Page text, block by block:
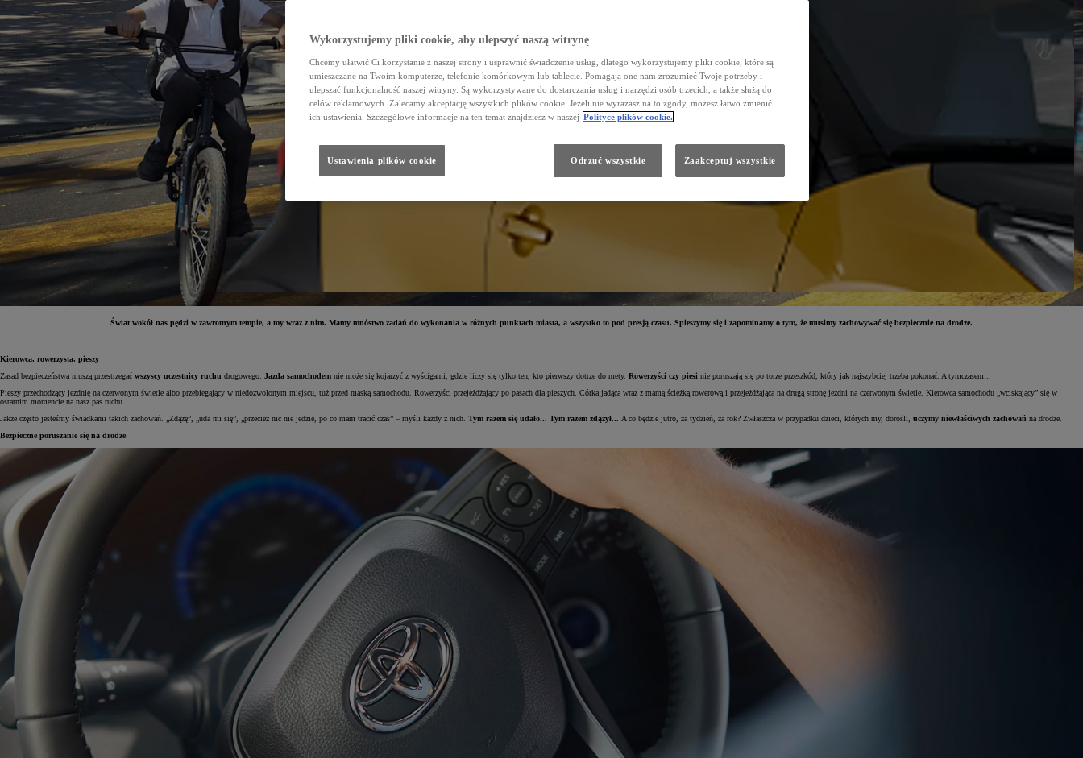
Świat wokół nas pędzi w zawrotnym tempie, a my wraz z nim. Mamy mnóstwo zadań do wykonania w różnych punktach miasta, a wszystko to pod presją czasu. Spieszymy się i zapominamy o tym, że musimy zachowywać się bezpiecznie na drodze.
Kierowca, rowerzysta, pieszy
Zasad bezpieczeństwa muszą przestrzegać wszyscy uczestnicy ruchu drogowego. Jazda samochodem nie może się kojarzyć z wyścigami, gdzie liczy się tylko ten, kto pierwszy dotrze do mety. Rowerzyści czy piesi nie poruszają się po torze przeszkód, który jak najszybciej trzeba pokonać. A tymczasem...
Pieszy przechodzący jezdnię na czerwonym świetle albo przebiegający w niedozwolonym miejscu, tuż przed maską samochodu. Rowerzyści przejeżdżający po pasach dla pieszych. Córka jadąca wraz z mamą ścieżką rowerową i przejeżdżająca na drugą stronę jezdni na czerwonym świetle. Kierowca samochodu „wciskający” się w
ostatnim momencie na nasz pas ruchu.
Jakże często jesteśmy świadkami takich zachowań. „Zdążę”, „uda mi się”, „przecież nic nie jedzie, po co mam tracić czas” – myśli każdy z nich. Tym razem się udało... Tym razem zdążył... A co będzie jutro, za tydzień, za rok? Zwłaszcza w przypadku dzieci, których my, dorośli, uczymy niewłaściwych zachowań na drodze.
Bezpieczne poruszanie się na drodze
Wykorzystujemy pliki cookie, aby ulepszyć naszą witrynę
Chcemy ułatwić Ci korzystanie z naszej strony i usprawnić świadczenie usług, dlatego wykorzystujemy pliki cookie, które są
umieszczane na Twoim komputerze, telefonie komórkowym lub tablecie. Pomagają one nam zrozumieć Twoje potrzeby i
ulepszać funkcjonalność naszej witryny. Są wykorzystywane do dostarczania usług i narzędzi osób trzecich, a także służą do
celów reklamowych. Zalecamy akceptację wszystkich plików cookie. Jeżeli nie wyrażasz na to zgody, możesz łatwo zmienić
ich ustawienia. Szczegółowe informacje na ten temat znajdziesz w naszej Polityce plików cookie.
Ustawienia plików cookie Odrzuć wszystkie Zaakceptuj wszystkie